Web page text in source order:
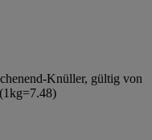
Knüller, gültig von